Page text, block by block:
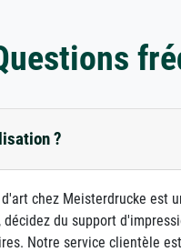
?
chez Meisterdrucke
du support
Notre service clientèle